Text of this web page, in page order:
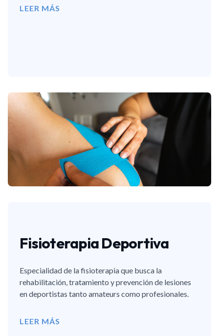
LEER MÁS
Fisioterapia Deportiva
Especialidad de la fisioterapia que busca la
rehabilitación, tratamiento y prevención de lesiones
en deportistas tanto amateurs como profesionales.
LEER MÁS